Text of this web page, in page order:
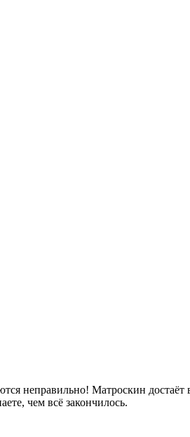
неправильно! Матроскин
чем всё закончилось.